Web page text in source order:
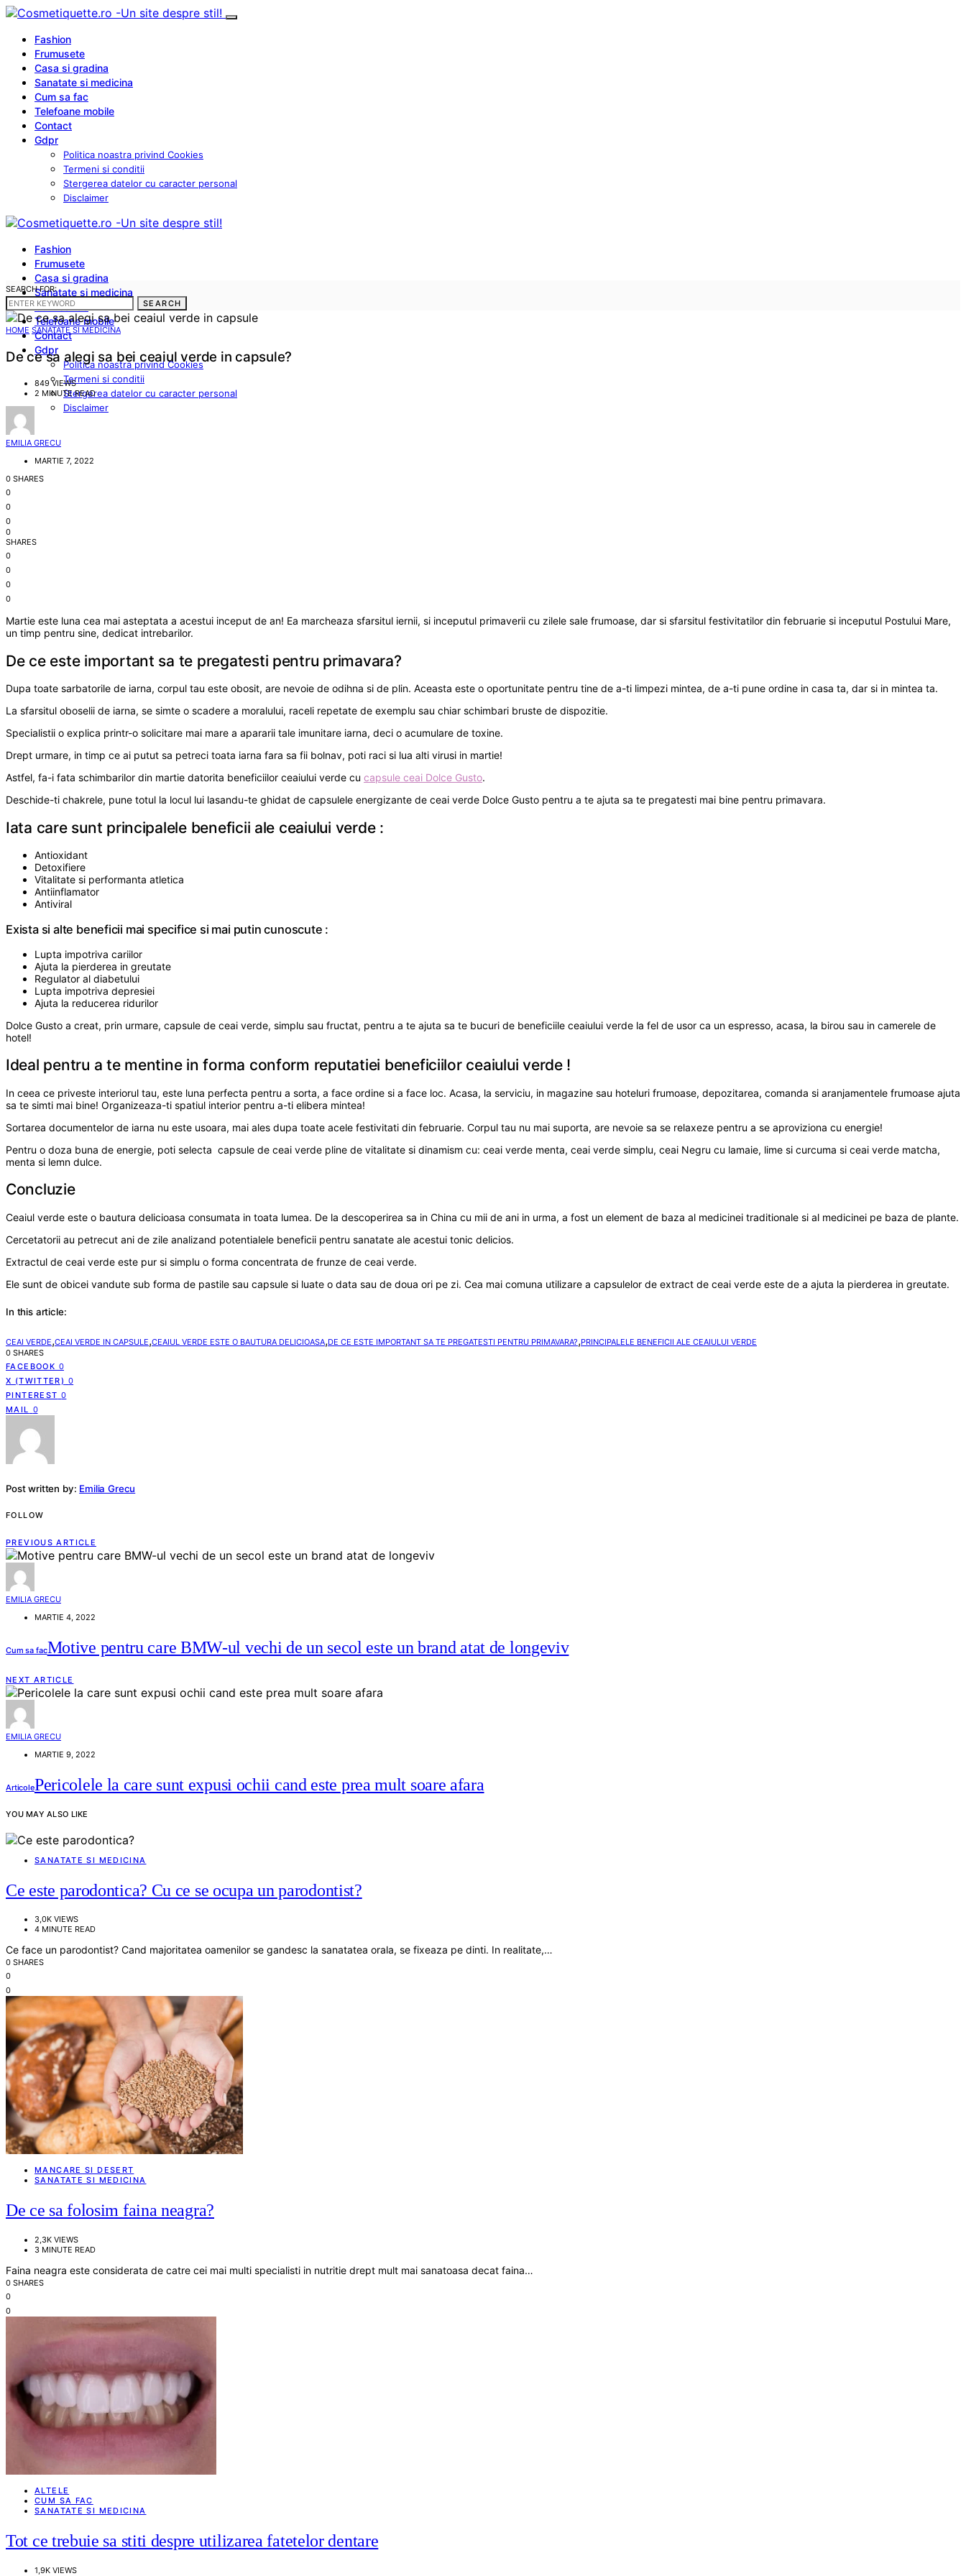
Fashion
Frumusete
Casa si gradina
Sanatate si medicina
Cum sa fac
Telefoane mobile
Contact
Gdpr
Politica noastra privind Cookies
Termeni si conditii
Stergerea datelor cu caracter personal
Disclaimer
Fashion
Frumusete
Casa si gradina
Sanatate si medicina
Cum sa fac
Telefoane mobile
Contact
Gdpr
Politica noastra privind Cookies
Termeni si conditii
Stergerea datelor cu caracter personal
Disclaimer
SEARCH FOR:
SEARCH
HOME SANATATE SI MEDICINA
De ce sa alegi sa bei ceaiul verde in capsule?
849 VIEWS
2 MINUTE READ
EMILIA GRECU
MARTIE 7, 2022
0 SHARES
0
0
0
0
SHARES
0
0
0
0
Martie este luna cea mai asteptata a acestui inceput de an! Ea marcheaza sfarsitul iernii, si inceputul primaverii cu zilele sale frumoase, dar si sfarsitul festivitatilor din februarie si inceputul Postului Mare,
un timp pentru sine, dedicat intrebarilor.
De ce este important sa te pregatesti pentru primavara?
Dupa toate sarbatorile de iarna, corpul tau este obosit, are nevoie de odihna si de plin. Aceasta este o oportunitate pentru tine de a-ti limpezi mintea, de a-ti pune ordine in casa ta, dar si in mintea ta.
La sfarsitul oboselii de iarna, se simte o scadere a moralului, raceli repetate de exemplu sau chiar schimbari bruste de dispozitie.
Specialistii o explica printr-o solicitare mai mare a apararii tale imunitare iarna, deci o acumulare de toxine.
Drept urmare, in timp ce ai putut sa petreci toata iarna fara sa fii bolnav, poti raci si lua alti virusi in martie!
Astfel, fa-i fata schimbarilor din martie datorita beneficiilor ceaiului verde cu capsule ceai Dolce Gusto.
Deschide-ti chakrele, pune totul la locul lui lasandu-te ghidat de capsulele energizante de ceai verde Dolce Gusto pentru a te ajuta sa te pregatesti mai bine pentru primavara.
Iata care sunt principalele beneficii ale ceaiului verde :
Antioxidant
Detoxifiere
Vitalitate si performanta atletica
Antiinflamator
Antiviral
Exista si alte beneficii mai specifice si mai putin cunoscute :
Lupta impotriva cariilor
Ajuta la pierderea in greutate
Regulator al diabetului
Lupta impotriva depresiei
Ajuta la reducerea ridurilor
Dolce Gusto a creat, prin urmare, capsule de ceai verde, simplu sau fructat, pentru a te ajuta sa te bucuri de beneficiile ceaiului verde la fel de usor ca un espresso, acasa, la birou sau in camerele de
hotel!
Ideal pentru a te mentine in forma conform reputatiei beneficiilor ceaiului verde !
In ceea ce priveste interiorul tau, este luna perfecta pentru a sorta, a face ordine si a face loc. Acasa, la serviciu, in magazine sau hoteluri frumoase, depozitarea, comanda si aranjamentele frumoase ajuta
sa te simti mai bine! Organizeaza-ti spatiul interior pentru a-ti elibera mintea!
Sortarea documentelor de iarna nu este usoara, mai ales dupa toate acele festivitati din februarie. Corpul tau nu mai suporta, are nevoie sa se relaxeze pentru a se aproviziona cu energie!
Pentru o doza buna de energie, poti selecta capsule de ceai verde pline de vitalitate si dinamism cu: ceai verde menta, ceai verde simplu, ceai Negru cu lamaie, lime si curcuma si ceai verde matcha,
menta si lemn dulce.
Concluzie
Ceaiul verde este o bautura delicioasa consumata in toata lumea. De la descoperirea sa in China cu mii de ani in urma, a fost un element de baza al medicinei traditionale si al medicinei pe baza de plante.
Cercetatorii au petrecut ani de zile analizand potentialele beneficii pentru sanatate ale acestui tonic delicios.
Extractul de ceai verde este pur si simplu o forma concentrata de frunze de ceai verde.
Ele sunt de obicei vandute sub forma de pastile sau capsule si luate o data sau de doua ori pe zi. Cea mai comuna utilizare a capsulelor de extract de ceai verde este de a ajuta la pierderea in greutate.
In this article:
CEAI VERDE,CEAI VERDE IN CAPSULE,CEAIUL VERDE ESTE O BAUTURA DELICIOASA,DE CE ESTE IMPORTANT SA TE PREGATESTI PENTRU PRIMAVARA?,PRINCIPALELE BENEFICII ALE CEAIULUI VERDE
0 SHARES
FACEBOOK 0
X (TWITTER) 0
PINTEREST 0
MAIL 0
Post written by: Emilia Grecu
FOLLOW
PREVIOUS ARTICLE
EMILIA GRECU
MARTIE 4, 2022
Cum sa facMotive pentru care BMW-ul vechi de un secol este un brand atat de longeviv
NEXT ARTICLE
EMILIA GRECU
MARTIE 9, 2022
ArticolePericolele la care sunt expusi ochii cand este prea mult soare afara
YOU MAY ALSO LIKE
SANATATE SI MEDICINA
Ce este parodontica? Cu ce se ocupa un parodontist?
3,0K VIEWS
4 MINUTE READ
Ce face un parodontist? Cand majoritatea oamenilor se gandesc la sanatatea orala, se fixeaza pe dinti. In realitate,…
0 SHARES
0
0
MANCARE SI DESERT
SANATATE SI MEDICINA
De ce sa folosim faina neagra?
2,3K VIEWS
3 MINUTE READ
Faina neagra este considerata de catre cei mai multi specialisti in nutritie drept mult mai sanatoasa decat faina…
0 SHARES
0
0
ALTELE
CUM SA FAC
SANATATE SI MEDICINA
Tot ce trebuie sa stiti despre utilizarea fatetelor dentare
1,9K VIEWS